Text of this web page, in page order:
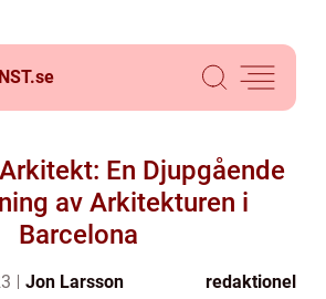
se
En Djupgående
av Arkitekturen i
Barcelona
Jon Larsson redaktionel